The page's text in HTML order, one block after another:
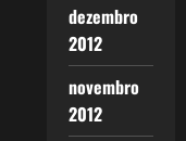
dezembro
2012
novembro
2012